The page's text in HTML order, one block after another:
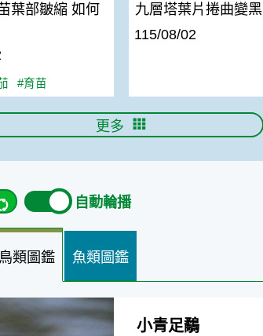
葉部皺縮 如何
#育苗
九層塔葉片捲曲變黑
115/08/02
更多
自動輪播
鳥類圖鑑 魚類圖鑑
小青足鷸